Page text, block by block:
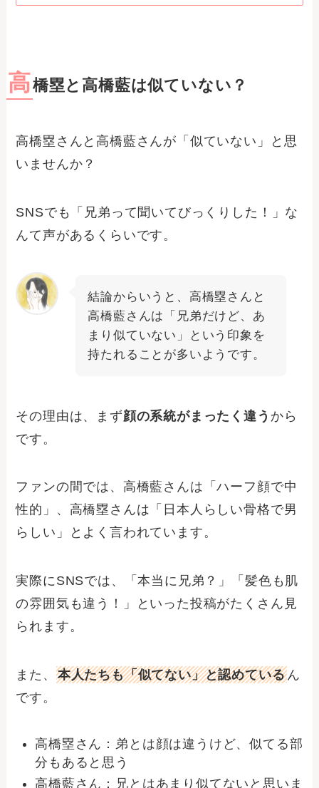
高橋塁と高橋藍は似ていない？
高橋塁さんと高橋藍さんが「似ていない」と思
いませんか？
SNSでも「兄弟って聞いてびっくりした！」な
んて声があるくらいです。
結論からいうと、高橋塁さんと
高橋藍さんは「兄弟だけど、あ
まり似ていない」という印象を
持たれることが多いようです。
その理由は、まず顔の系統がまったく違う から
です。
ファンの間では、高橋藍さんは「ハーフ顔で中
性的」、高橋塁さんは「日本人らしい骨格で男
らしい」とよく言われています。
実際にSNSでは、「本当に兄弟？」「髪色も肌
の雰囲気も違う！」といった投稿がたくさん見
られます。
また、 本人たちも「似てない」と認めているん
です。
高橋塁さん：弟とは顔は違うけど、似てる部
分もあると思う
高橋藍さん：兄とはあまり似てないと思いま